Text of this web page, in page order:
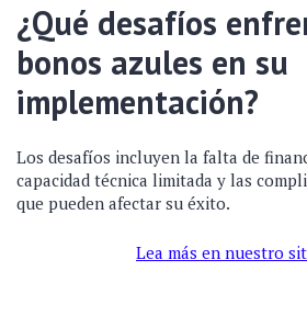
¿Qué desafíos
bonos azules en su
implementación?
Los desafíos incluyen la falta de
capacidad técnica limitada y las
que pueden afectar su éxito.
Lea más en nuestro